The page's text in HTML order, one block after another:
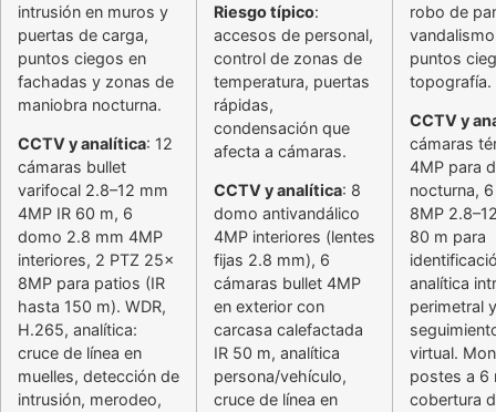
intrusión en muros y
puertas de carga,
puntos ciegos en
fachadas y zonas de
maniobra nocturna.
CCTV y analítica: 12
cámaras bullet
varifocal 2.8–12 mm
4MP IR 60 m, 6
domo 2.8 mm 4MP
interiores, 2 PTZ 25x
8MP para patios (IR
hasta 150 m). WDR,
H.265, analítica:
cruce de línea en
muelles, detección de
intrusión, merodeo,
Riesgo típico:
accesos de personal,
control de zonas de
temperatura, puertas
rápidas,
condensación que
afecta a cámaras.
CCTV y analítica: 8
domo antivandálico
4MP interiores (lentes
fijas 2.8 mm), 6
cámaras bullet 4MP
en exterior con
carcasa calefactada
IR 50 m, analítica
persona/vehículo,
cruce de línea en
robo de
puntos
topografía.
CCTV y
cámaras
4MP para
nocturna,
8MP
80 m para
analítica
perimetral y
virtual.
postes a 6
cobertura